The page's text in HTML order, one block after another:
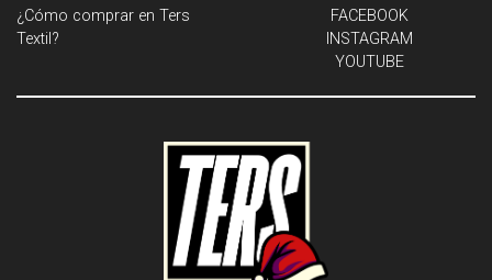
¿Cómo comprar en Ters
Textil?
FACEBOOK
INSTAGRAM
YOUTUBE